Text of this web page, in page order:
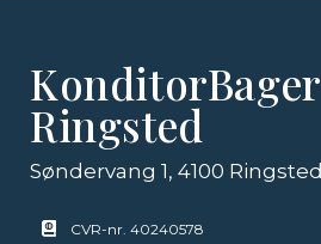
KonditorBager
Ringsted
Søndervang 1, 4100 Ringsted
CVR-nr. 40240578